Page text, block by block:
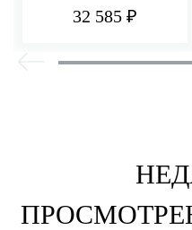
ДУША НА 2/3
32 585 ₽